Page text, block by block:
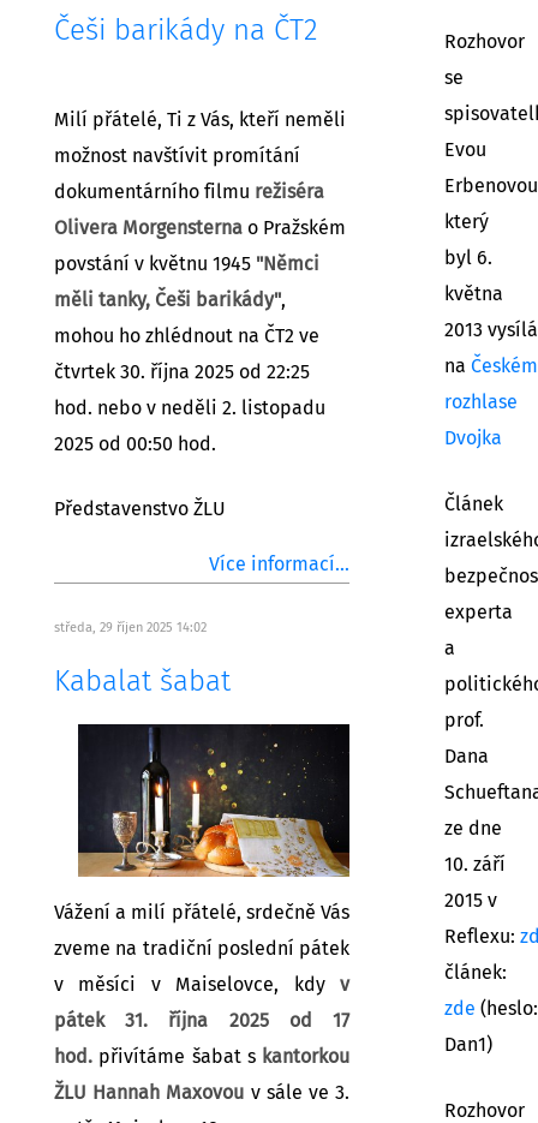
Češi barikády na ČT2
Milí přátelé, Ti z Vás, kteří neměli
možnost navštívit promítání
dokumentárního filmu režiséra
Olivera Morgensterna o Pražském
povstání v květnu 1945 "Němci
měli tanky, Češi barikády",
mohou ho zhlédnout na ČT2 ve
čtvrtek 30. října 2025 od 22:25
hod. nebo v neděli 2. listopadu
2025 od 00:50 hod.
Představenstvo ŽLU
Více informací...
středa, 29 říjen 2025 14:02
Kabalat šabat
Vážení a milí přátelé, srdečně Vás
zveme na tradiční poslední pátek
v měsíci v Maiselovce, kdy v
pátek 31. října 2025 od 17
hod. přivítáme šabat s kantorkou
ŽLU Hannah Maxovou v sále ve 3.
Rozhovor
se
Evou
který
byl 6.
května
2013
na Českém
rozhlase
Dvojka
Článek
experta
a
prof.
Dana
ze dne
10. září
2015 v
Reflexu:
článek:
zde (heslo:
Dan1)
Rozhovor